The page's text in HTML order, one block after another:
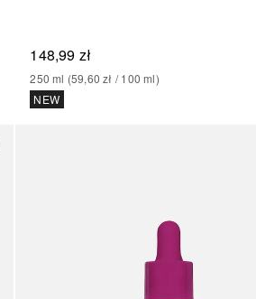
148,99 zł
250 ml (59,60 zł / 100 ml)
NEW